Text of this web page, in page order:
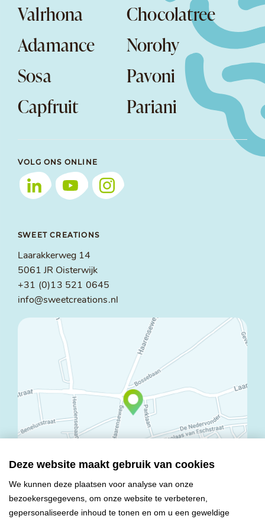
Deze website maakt gebruik van cookies
We kunnen deze plaatsen voor analyse van onze
bezoekersgegevens, om onze website te verbeteren,
gepersonaliseerde inhoud te tonen en om u een geweldige
Valrhona
Chocolatree
Adamance
Norohy
Sosa
Pavoni
Capfruit
Pariani
VOLG ONS ONLINE
SWEET CREATIONS
Laarakkerweg 14
5061 JR Oisterwijk
+31 (0)13 521 0645
info@sweetcreations.nl
© Copyright 2026 Mareco Sweet Creations BV